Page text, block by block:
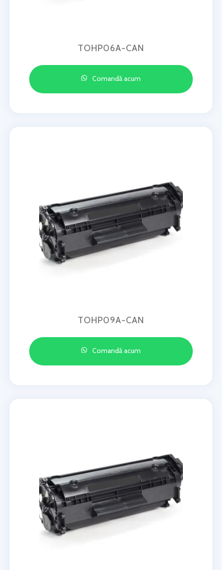
TOHP06A-CAN
Comandă acum
TOHP09A-CAN
Comandă acum